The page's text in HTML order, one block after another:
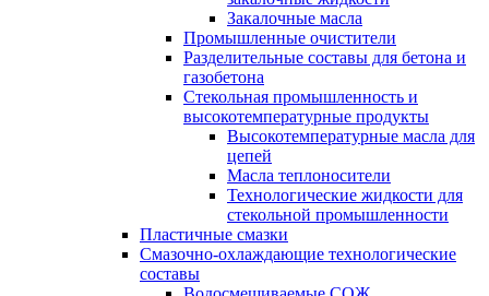
Закалочные масла
Промышленные очистители
Разделительные составы для бетона и
газобетона
Стекольная промышленность и
высокотемпературные продукты
Высокотемпературные масла для
цепей
Масла теплоносители
Технологические жидкости для
стекольной промышленности
Пластичные смазки
Смазочно-охлаждающие технологические
составы